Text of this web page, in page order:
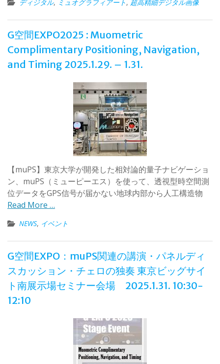
ディジタル, ミュオグラフィアート, 超高精細デジタル画像
G空間EXPO2025 : Muometric
Complimentary Positioning, Navigation,
and Timing 2025.1.29. – 1.31.
【muPS】東京大学が開発した相対論的量子ナビゲーショ
ン、muPS（ミューピーエス）を使って、透視型時空間測
位データをGPS信号が届かない地球内部から人工構造物
Read More …
NEWS, イベント
G空間EXPO：muPS関連の講演・パネルディ
スカッション・チェロの独奏 東京ビッグサイ
ト南展示場セミナー会場 2025.1.31. 10:30-
12:10